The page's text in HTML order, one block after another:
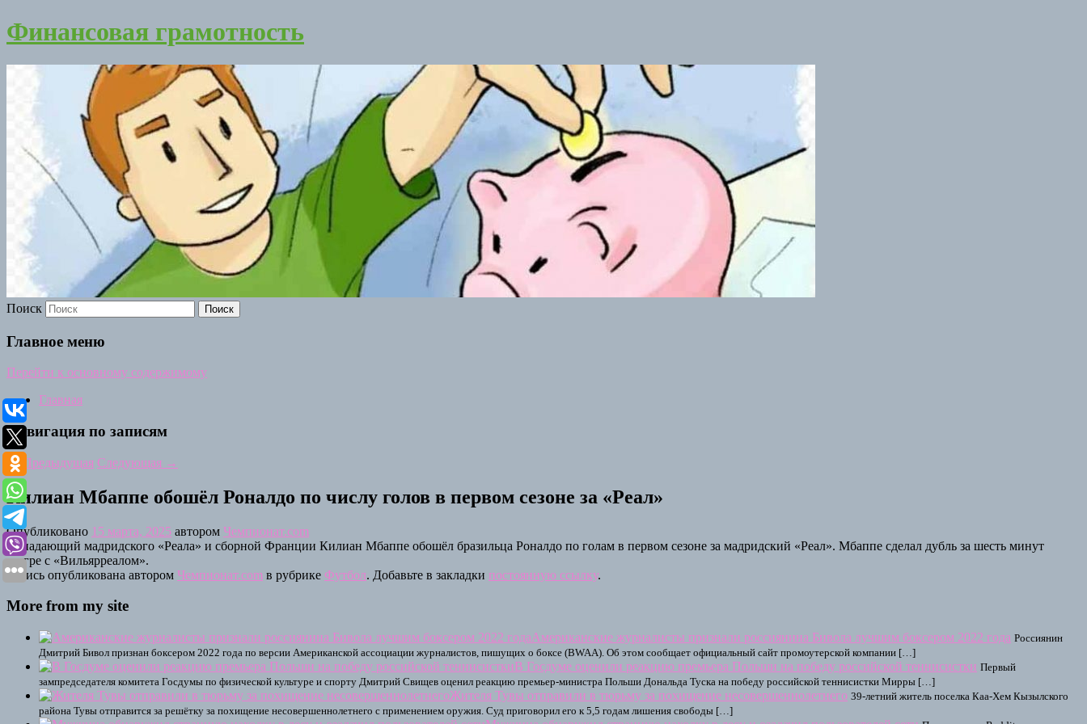
Финансовая грамотность
Поиск
Главное меню
Перейти к основному содержимому
Главная
Навигация по записям
←Предыдущая Следующая →
Килиан Мбаппе обошёл Роналдо по числу голов в первом сезоне за «Реал»
Опубликовано 15 марта, 2025 автором Чемпионат.com
Нападающий мадридского «Реала» и сборной Франции Килиан Мбаппе обошёл бразильца Роналдо по голам в первом сезоне за мадридский «Реал». Мбаппе сделал дубль за шесть минут
в игре с «Вильярреалом».
Запись опубликована автором Чемпионат.com в рубрике Футбол. Добавьте в закладки постоянную ссылку.
More from my site
Американские журналисты признали россиянина Бивола лучшим боксером 2022 года Россиянин
Дмитрий Бивол признан боксером 2022 года по версии Американской ассоциации журналистов, пишущих о боксе (BWAA). Об этом сообщает официальный сайт промоутерской компании […]
В Госдуме оценили реакцию премьера Польши на победу российской теннисистки Первый
зампредседателя комитета Госдумы по физической культуре и спорту Дмитрий Свищев оценил реакцию премьер-министра Польши Дональда Туска на победу российской теннисистки Мирры […]
Жителя Тувы отправили в тюрьму за похищение несовершеннолетнего 39-летний житель поселка Каа-Хем Кызылского
района Тувы отправится за решётку за похищение несовершеннолетнего с применением оружия. Суд приговорил его к 5,5 годам лишения свободы […]